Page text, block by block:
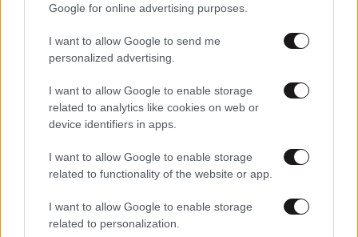
Google for online advertising purposes.
I want to allow Google to send me
personalized advertising.
I want to allow Google to enable storage
related to analytics like cookies on web or
device identifiers in apps.
I want to allow Google to enable storage
related to functionality of the website or app.
I want to allow Google to enable storage
related to personalization.
Αθηνά Οικονομάκου από τα Μπόρα Μπόρα:
«Έσκασε τώρα όλη η κούραση» – Το απρόοπτο